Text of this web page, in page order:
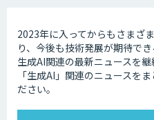
2023年に入ってからもさまざ
り、今後も技術発展が期待でき
生成AI関連の最新ニュースを
「生成AI」関連のニュースを
ださい。